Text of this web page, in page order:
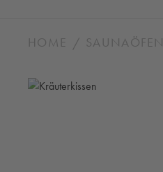
HOME SAUNAÖFEN
Bildergalerie überspringen